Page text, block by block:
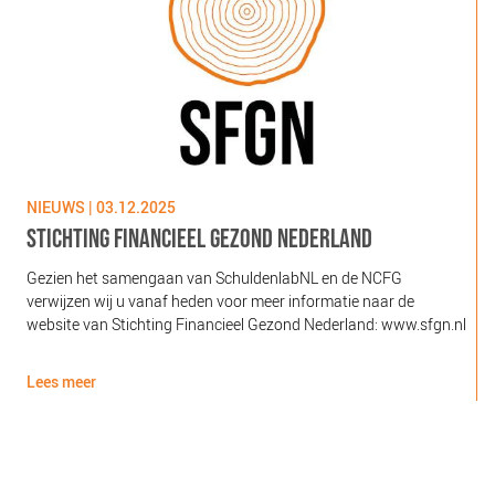
NIEUWS | 03.12.2025
STICHTING FINANCIEEL GEZOND NEDERLAND
Gezien het samengaan van SchuldenlabNL en de NCFG
verwijzen wij u vanaf heden voor meer informatie naar de
website van Stichting Financieel Gezond Nederland: www.sfgn.nl
Lees meer